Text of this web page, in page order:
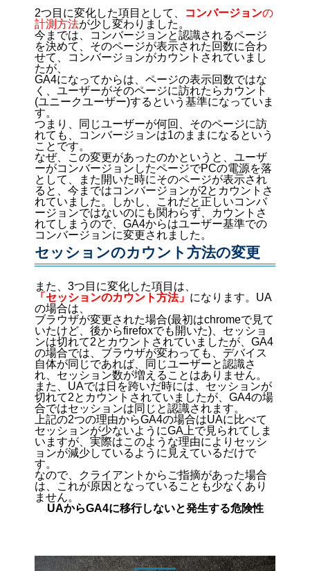
2つ目に変化した項目として、 コンバージョンの
計測方法が少し変わりました。
今までは、コンバージョンと認識されるページ
を決めて、そのページが表示された回数に合わ
せて、コンバージョンがカウントされていまし
たが、
GA4になってからは、ページの表示回数ではな
く、ユーザーがそのページに訪れたらカウント
(ユニークユーザー)するという基準になっていま
す。
つまり、同じユーザーが何回、そのページに訪
れても、コンバージョンは1のままになるという
ことです。
なぜ、この変更があったのかというと、ユーザ
ーがコンバージョンしたページでPCの電源を落
として、また開いた時にそのページが表示され
ると、今まではコンバージョンが2とカウントさ
れていました。しかし、これだと正しいコンバ
ージョンではないのにも関わらず、カウントさ
れてしまうので、GA4からはユーザー基準での
コンバージョンに変更されました。
セッションのカウント方法の変更
また、3つ目に変化した項目は、
「セッションのカウント方法」 になります。UA
の場合は、
ブラウザが変更された場合(最初はchromeで見て
いたけど、後からfirefoxでも開いた)、セッショ
ンは切れて2とカウントされていましたが、GA4
の場合では、ブラウザが変わっても、デバイス
自体が同じであれば、同じユーザーと認識さ
れ、セッション数が増えることはありません。
また、UAでは日を跨いだ時には、セッションが
切れて2とカウントされていましたが、GA4の場
合ではセッションは同じと認識されます。
上記の2つの理由からGA4の場合はUAに比べて
セッションが少ないようにGA上で見られてしま
いますが、実際はこのような理由によりセッシ
ョンが減少しているように見えているだけで
す。
なので、クライアントからご指摘があった場合
は、これが原因となっていることも少なくあり
ません。
UAからGA4に移行しないと発生する危険性